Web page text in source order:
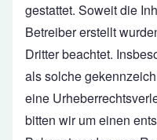
gestattet. Soweit die
Betreiber erstellt
Dritter beachtet.
als solche
eine
bitten wir um einen